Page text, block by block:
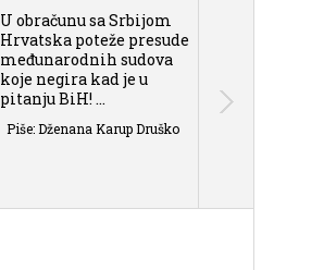
U obračunu sa Srbijom
Hrvatska poteže presude
međunarodnih sudova
koje negira kad je u
pitanju BiH! ...
Piše: Dženana Karup Druško